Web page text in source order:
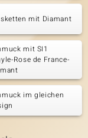
mit Diamant
mit SI1
Rose de France-
im gleichen